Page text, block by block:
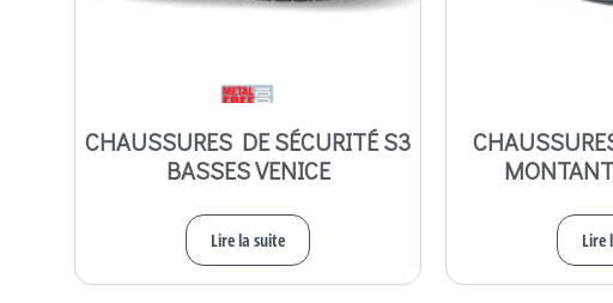
CHAUSSURES DE SÉCURITÉ S3
BASSES VENICE
Lire la suite Lire